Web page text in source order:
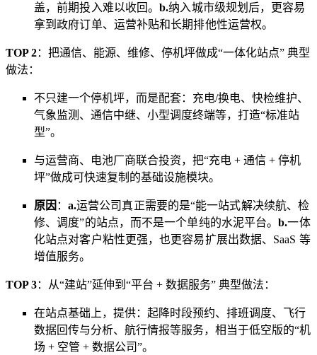
盖，前期投入难以收回。b.纳入城市级规划后，更容易
拿到政府订单、运营补贴和长期排他性运营权。
TOP 2：把通信、能源、维修、停机坪做成“一体化站点” 典型
做法：
不只建一个停机坪，而是配套：充电/换电、快检维护、
气象监测、通信中继、小型调度终端等，打造“标准站
型”。
与运营商、电池厂商联合投资，把“充电 + 通信 + 停机
坪”做成可快速复制的基础设施模块。
原因 ： a.运营公司真正需要的是“能一站式解决续航、检
修、调度”的站点，而不是一个单纯的水泥平台。b.一体
化站点对客户粘性更强，也更容易扩展出数据、SaaS 等
增值服务。
TOP 3：从“建站”延伸到“平台 + 数据服务” 典型做法：
在站点基础上，提供：起降时段预约、排班调度、飞行
数据回传与分析、航行情报等服务，相当于低空版的“机
场 + 空管 + 数据公司”。